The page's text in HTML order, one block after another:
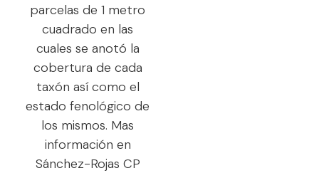
parcelas de 1 metro
cuadrado en las
cuales se anotó la
cobertura de cada
taxón así como el
estado fenológico de
los mismos. Mas
información en
Sánchez-Rojas CP